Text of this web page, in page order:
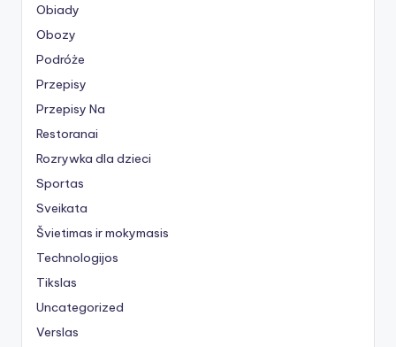
Obiady
Obozy
Podróże
Przepisy
Przepisy Na
Restoranai
Rozrywka dla dzieci
Sportas
Sveikata
Švietimas ir mokymasis
Technologijos
Tikslas
Uncategorized
Verslas